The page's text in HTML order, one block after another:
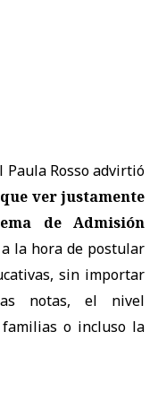
Rosso advirtió
ver justamente
de Admisión
la hora de postular
sin importar
notas, el nivel
o incluso la